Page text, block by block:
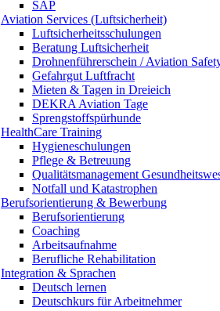
SAP
Aviation Services (Luftsicherheit)
Luftsicherheitsschulungen
Beratung Luftsicherheit
Drohnenführerschein / Aviation
Gefahrgut Luftfracht
Mieten & Tagen in Dreieich
DEKRA Aviation Tage
Sprengstoffspürhunde
HealthCare Training
Hygieneschulungen
Pflege & Betreuung
Qualitätsmanagement
Notfall und Katastrophen
Berufsorientierung & Bewerbung
Berufsorientierung
Coaching
Arbeitsaufnahme
Berufliche Rehabilitation
Integration & Sprachen
Deutsch lernen
Deutschkurs für Arbeitnehmer